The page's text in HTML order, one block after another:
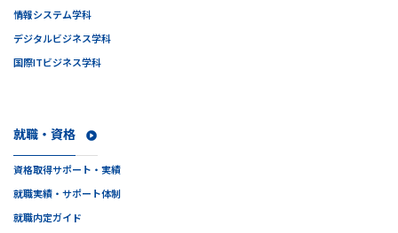
情報システム学科
デジタルビジネス学科
国際ITビジネス学科
就職・資格
資格取得サポート・実績
就職実績・サポート体制
就職内定ガイド